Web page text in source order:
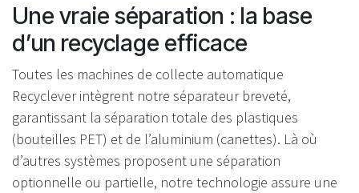
Une vraie séparation : la base
d’un recyclage efficace
Toutes les machines de collecte automatique
Recyclever intègrent notre séparateur breveté,
garantissant la séparation totale des plastiques
(bouteilles PET) et de l’aluminium (canettes). Là où
d’autres systèmes proposent une séparation
optionnelle ou partielle, notre technologie assure une